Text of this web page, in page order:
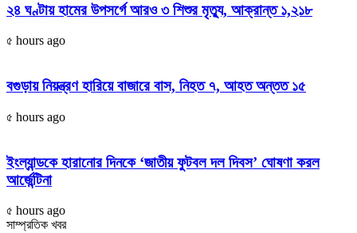
২৪ ঘণ্টায় হামের উপসর্গে আরও ৩ শিশুর মৃত্যু, আক্রান্ত ১,২১৮
৫ hours ago
বগুড়ায় নিয়ন্ত্রণ হারিয়ে বাজারে বাস, নিহত ৭, আহত অন্তত ১৫
৫ hours ago
ইংল্যান্ডকে হারানোর দিনকে ‘জাতীয় ফুটবল দল দিবস’ ঘোষণা করল
আর্জেন্টিনা
৫ hours ago
সাম্প্রতিক খবর